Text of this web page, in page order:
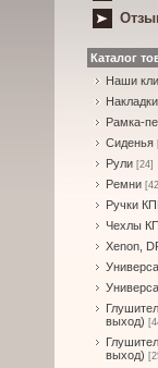
Каталог
Наши
Рамка-
Сиденья
Рули [24]
Ремни
Ручки
Чехлы
Xenon,
выход)
выход)